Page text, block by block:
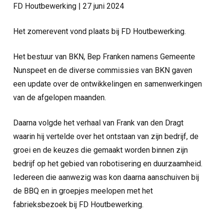
FD Houtbewerking | 27 juni 2024
Het zomerevent vond plaats bij FD Houtbewerking.
Het bestuur van BKN, Bep Franken namens Gemeente
Nunspeet en de diverse commissies van BKN gaven
een update over de ontwikkelingen en samenwerkingen
van de afgelopen maanden.
Daarna volgde het verhaal van Frank van den Dragt
waarin hij vertelde over het ontstaan van zijn bedrijf, de
groei en de keuzes die gemaakt worden binnen zijn
bedrijf op het gebied van robotisering en duurzaamheid.
Iedereen die aanwezig was kon daarna aanschuiven bij
de BBQ en in groepjes meelopen met het
fabrieksbezoek bij FD Houtbewerking.